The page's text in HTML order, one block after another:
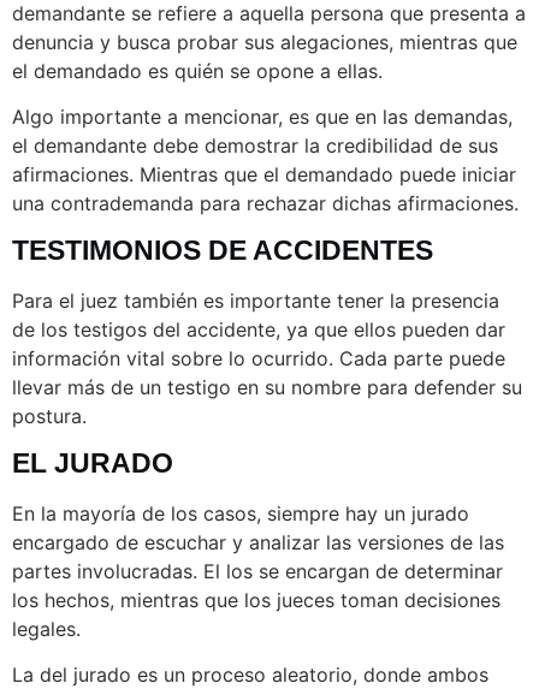
demandante se refiere a aquella persona que presenta a
denuncia y busca probar sus alegaciones, mientras que
el demandado es quién se opone a ellas.
Algo importante a mencionar, es que en las demandas,
el demandante debe demostrar la credibilidad de sus
afirmaciones. Mientras que el demandado puede iniciar
una contrademanda para rechazar dichas afirmaciones.
TESTIMONIOS DE ACCIDENTES
Para el juez también es importante tener la presencia
de los testigos del accidente, ya que ellos pueden dar
información vital sobre lo ocurrido. Cada parte puede
llevar más de un testigo en su nombre para defender su
postura.
EL JURADO
En la mayoría de los casos, siempre hay un jurado
encargado de escuchar y analizar las versiones de las
partes involucradas. El los se encargan de determinar
los hechos, mientras que los jueces toman decisiones
legales.
La del jurado es un proceso aleatorio, donde ambos